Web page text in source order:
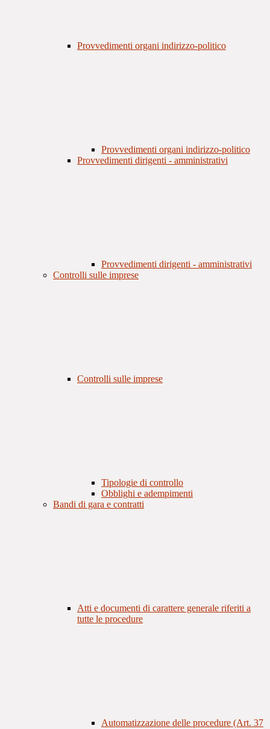
Provvedimenti organi indirizzo-politico
Provvedimenti organi indirizzo-politico
Provvedimenti dirigenti - amministrativi
Provvedimenti dirigenti - amministrativi
Controlli sulle imprese
Controlli sulle imprese
Tipologie di controllo
Obblighi e adempimenti
Bandi di gara e contratti
Atti e documenti di carattere generale riferiti a
tutte le procedure
Automatizzazione delle procedure (Art. 37